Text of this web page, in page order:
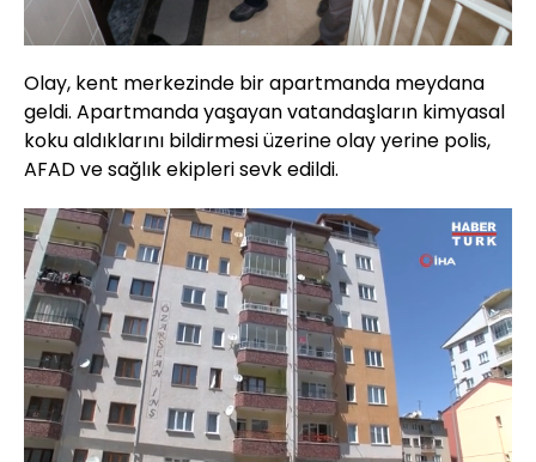
Olay, kent merkezinde bir apartmanda meydana
geldi. Apartmanda yaşayan vatandaşların kimyasal
koku aldıklarını bildirmesi üzerine olay yerine polis,
AFAD ve sağlık ekipleri sevk edildi.
Yüklendi
23.20%